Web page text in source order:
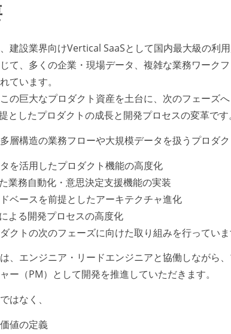
建設業界向けVertical SaaSとして国内最大級の利
て、多くの企業・現場データ、複雑な業務ワーク
ています。
の巨大なプロダクト資産を土台に、次のフェーズ
としたプロダクトの成長と開発プロセスの変革です。
層構造の業務フローや大規模データを扱うプロダク
を活用したプロダクト機能の高度化
業務自動化・意思決定支援機能の実装
ベースを前提としたアーキテクチャ進化
よる開発プロセスの高度化
クトの次のフェーズに向けた取り組みを行っていま
、エンジニア・リードエンジニアと協働しながら
ー（PM）として開発を推進していただきます。
はなく、
値の定義